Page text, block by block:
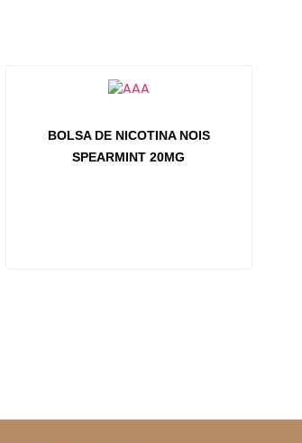
BOLSA DE NICOTINA NOIS
SPEARMINT 20MG